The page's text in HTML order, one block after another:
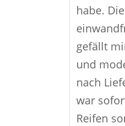
habe.
gefällt
und
nach
war
Reifen